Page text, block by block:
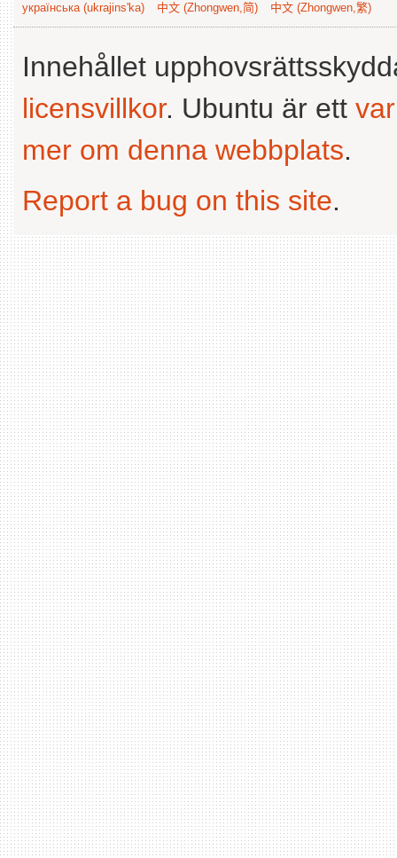
українська (ukrajins'ka)
中文 (Zhongwen,简) 中文 (Zhongwen,繁)
Innehållet
licensvillkor. Ubuntu är ett
mer om denna webbplats.
Report a bug on this site.